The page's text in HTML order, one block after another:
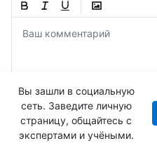
Вы зашли в социальную
сеть. Заведите личную
страницу, общайтесь с
экспертами и учёными.